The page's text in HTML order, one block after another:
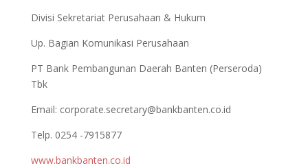
Divisi Sekretariat Perusahaan & Hukum
Up. Bagian Komunikasi Perusahaan
PT Bank Pembangunan Daerah Banten (Perseroda)
Tbk
Email: corporate.secretary@bankbanten.co.id
Telp. 0254 -7915877
www.bankbanten.co.id